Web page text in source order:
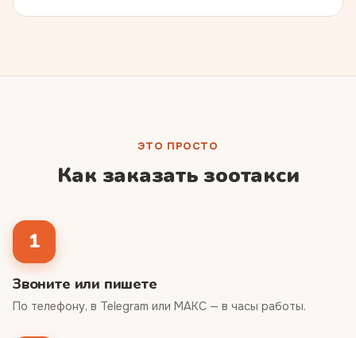
ЭТО ПРОСТО
Как заказать зоотакси
1
Звоните или пишете
По телефону, в Telegram или МАКС — в часы работы.